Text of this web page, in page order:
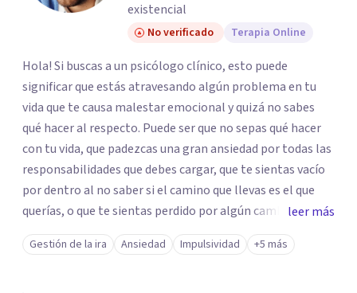
existencial
No verificado Terapia Online
Hola! Si buscas a un psicólogo clínico, esto puede
significar que estás atravesando algún problema en tu
vida que te causa malestar emocional y quizá no sabes
qué hacer al respecto. Puede ser que no sepas qué hacer
con tu vida, que padezcas una gran ansiedad por todas las
responsabilidades que debes cargar, que te sientas vacío
por dentro al no saber si el camino que llevas es el que
querías, o que te sientas perdido por algún cambio
drástico que tuviste que enfrentar. Hoy en día vivimos en
una sociedad consumista y sobre enfocada en el
leer más
Gestión de la ira Ansiedad Impulsividad +5 más